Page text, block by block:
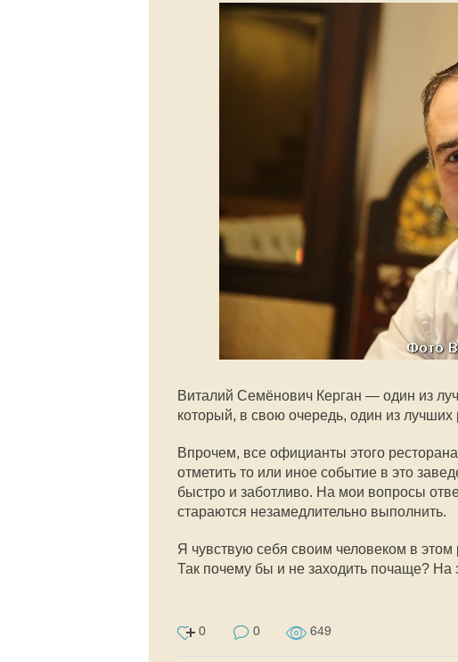
Виталий Семёнович Керган — один из
который, в свою очередь, один из
Впрочем, все официанты этого
отметить то или иное событие в это
быстро и заботливо. На мои вопросы
стараются незамедлительно выполнить.
Я чувствую себя своим человеком в
Так почему бы и не заходить почаще? На
0 0 649